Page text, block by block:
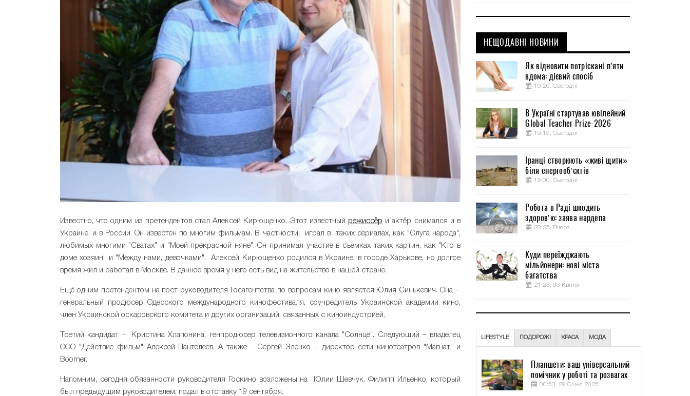
Известно, что одним из претендентов стал Алексей Кирющенко. Этот известный режиссёр и актёр снимался и в
Украине, и в России. Он известен по многим фильмам. В частности, играл в таких сериалах, как "Слуга народа",
любимых многими "Сватах" и "Моей прекрасной няне". Он принимал участие в съёмках таких картин, как "Кто в
доме хозяин" и "Между нами, девочками". Алексей Кирющенко родился в Украине, в городе Харькове, но долгое
время жил и работал в Москве. В данное время у него есть вид на жительство в нашей стране.
Ещё одним претендентом на пост руководителя Госагентства по вопросам кино является Юлия Синькевич. Она -
генеральный продюсер Одесского международного кинофестиваля, соучредитель Украинской академии кино,
член Украинской оскаровского комитета и других организаций, связанных с киноиндустрией.
Третий кандидат - Кристина Хлапонина, генпродюсер телевизионного канала "Солнце". Следующий – владелец
ООО "Действие фильм" Алексей Пантелеев. А также - Сергей Зленко – директор сети кинотеатров "Магнат" и
Boomer.
Напомним, сегодня обязанности руководителя Госкино возложены на Юлии Шевчук. Филипп Ильенко, который
был предыдущим руководителем, подал в отставку 19 сентября.
НЕЩОДАВНІ НОВИНИ
Як відновити потріскані п’яти
вдома: дієвий спосіб
19:20, Сьогодні
В Україні стартував ювілейний
Global Teacher Prize-2026
19:15, Сьогодні
Іранці створюють «живі щити»
біля енергооб’єктів
19:00, Сьогодні
Робота в Раді шкодить
здоров’ю: заява нардепа
20:25, Вчора
Куди переїжджають
мільйонери: нові міста
багатства
21:23, 03 Квітня
LIFESTYLE ПОДОРОЖІ КРАСА МОДА
Планшети: ваш універсальний
помічник у роботі та розвагах
00:53, 29 Січня 2025